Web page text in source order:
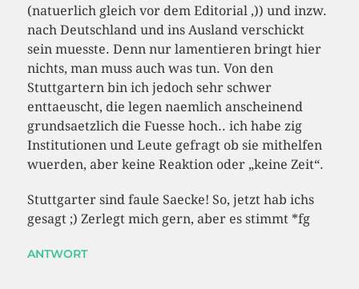
(natuerlich gleich vor dem Editorial ,)) und inzw.
nach Deutschland und ins Ausland verschickt
sein muesste. Denn nur lamentieren bringt hier
nichts, man muss auch was tun. Von den
Stuttgartern bin ich jedoch sehr schwer
enttaeuscht, die legen naemlich anscheinend
grundsaetzlich die Fuesse hoch.. ich habe zig
Institutionen und Leute gefragt ob sie mithelfen
wuerden, aber keine Reaktion oder „keine Zeit“.
Stuttgarter sind faule Saecke! So, jetzt hab ichs
gesagt ;) Zerlegt mich gern, aber es stimmt *fg
ANTWORT